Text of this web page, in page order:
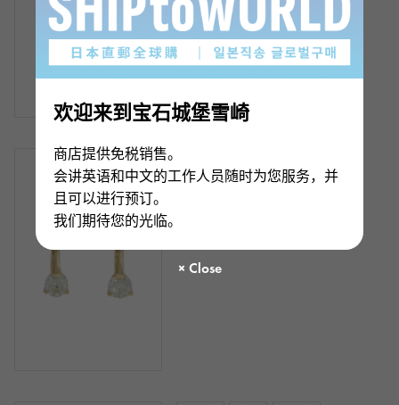
欢迎来到宝石城堡雪崎
商店提供免税销售。
会讲英语和中文的工作人员随时为您服务，并
且可以进行预订。
我们期待您的光临。